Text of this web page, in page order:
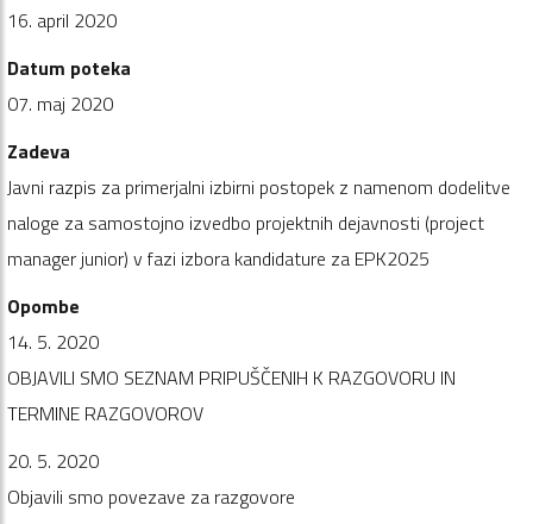
16. april 2020
Datum poteka
07. maj 2020
Zadeva
Javni razpis za primerjalni izbirni postopek z namenom dodelitve
naloge za samostojno izvedbo projektnih dejavnosti (project
manager junior) v fazi izbora kandidature za EPK2025
Opombe
14. 5. 2020
OBJAVILI SMO SEZNAM PRIPUŠČENIH K RAZGOVORU IN
TERMINE RAZGOVOROV
20. 5. 2020
Objavili smo povezave za razgovore